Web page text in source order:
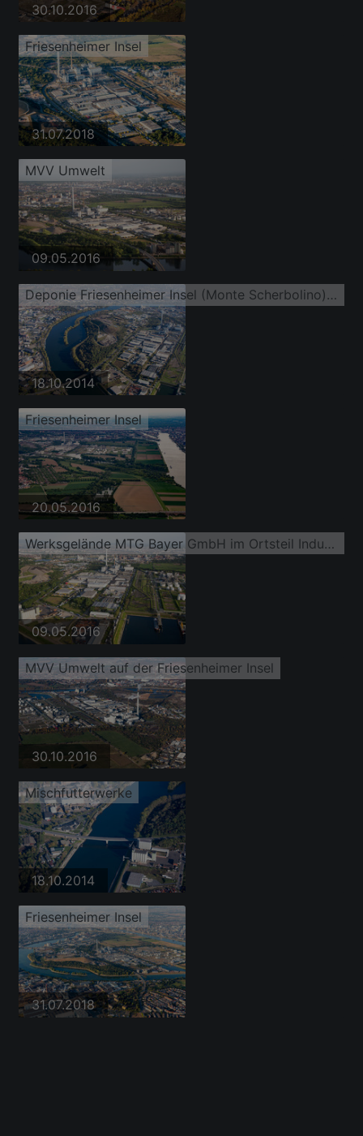
30.10.2016
Friesenheimer Insel
31.07.2018
MVV Umwelt
09.05.2016
Deponie Friesenheimer Insel (Monte Scherbolino), Carl Stahl Süd GmbH
18.10.2014
Friesenheimer Insel
20.05.2016
Werksgelände MTG Bayer GmbH im Ortsteil Industriehafen
09.05.2016
MVV Umwelt auf der Friesenheimer Insel
30.10.2016
Mischfutterwerke
18.10.2014
Friesenheimer Insel
31.07.2018